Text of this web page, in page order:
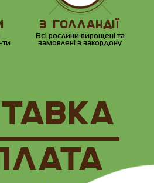
ти
З ГОЛЛАНДІЇ
Всі рослини вирощені та
замовлені з закордону